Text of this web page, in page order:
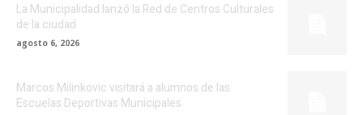
La Municipalidad lanzó la Red de Centros Culturales
de la ciudad
agosto 6, 2026
Marcos Milinkovic visitará a alumnos de las
Escuelas Deportivas Municipales